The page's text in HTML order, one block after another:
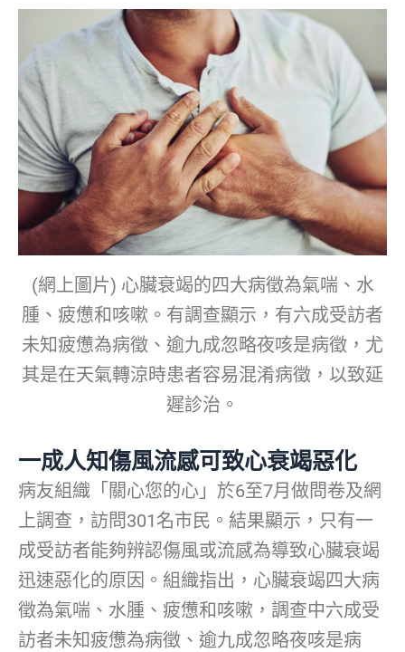
(網上圖片) 心臟衰竭的四大病徵為氣喘、水
腫、疲憊和咳嗽。有調查顯示，有六成受訪者
未知疲憊為病徵、逾九成忽略夜咳是病徵，尤
其是在天氣轉涼時患者容易混淆病徵，以致延
遲診治。
一成人知傷風流感可致心衰竭惡化
病友組織「關心您的心」於6至7月做問卷及網
上調查，訪問301名市民。結果顯示，只有一
成受訪者能夠辨認傷風或流感為導致心臟衰竭
迅速惡化的原因。組織指出，心臟衰竭四大病
徵為氣喘、水腫、疲憊和咳嗽，調查中六成受
訪者未知疲憊為病徵、逾九成忽略夜咳是病